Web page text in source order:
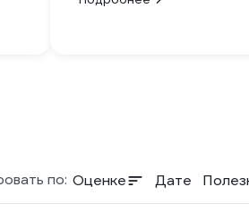
по: Оценке Дате